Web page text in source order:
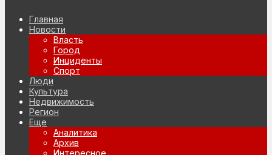
Главная
Новости
Власть
Город
Инциденты
Спорт
Люди
Культура
Недвижимость
Регион
Еще
Аналитика
Архив
Интересное